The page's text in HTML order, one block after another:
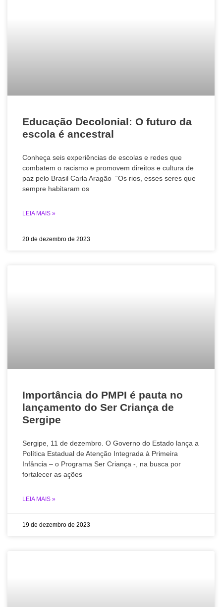
Educação Decolonial: O futuro da
escola é ancestral
Conheça seis experiências de escolas e redes que
combatem o racismo e promovem direitos e cultura de
paz pelo Brasil Carla Aragão “Os rios, esses seres que
sempre habitaram os
LEIA MAIS »
20 de dezembro de 2023
Importância do PMPI é pauta no
lançamento do Ser Criança de
Sergipe
Sergipe, 11 de dezembro. O Governo do Estado lança a
Política Estadual de Atenção Integrada à Primeira
Infância – o Programa Ser Criança -, na busca por
fortalecer as ações
LEIA MAIS »
19 de dezembro de 2023